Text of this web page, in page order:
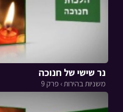
נר שישי של חנוכה
משניות בהירות › פרק 9